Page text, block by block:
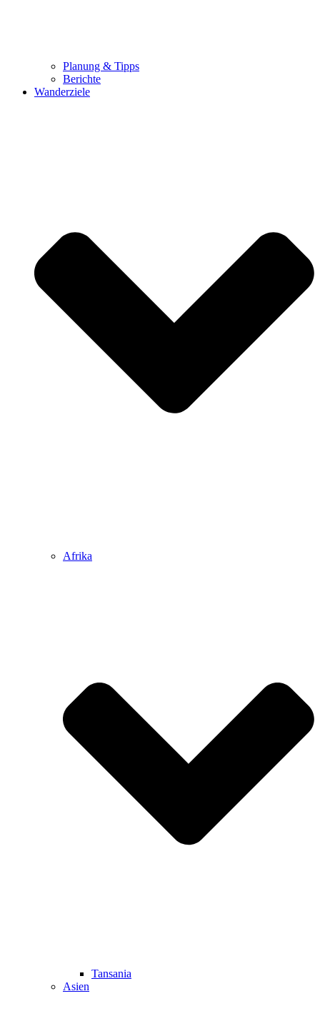
Planung & Tipps
Berichte
Wanderziele
Afrika
Tansania
Asien